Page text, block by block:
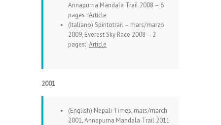
Annapurna Mandala Trail 2008 – 6
pages :Article
(Italiano) Spiritotrail – mars/marzo
2009, Everest Sky Race 2008 – 2
pages: Article
2001
(English) Nepali Times, mars/march
2001, Annapurna Mandala Trail 2011